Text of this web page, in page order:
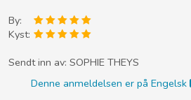
By:
Kyst:
Sendt inn av: SOPHIE THEYS
Denne anmeldelsen er på Engelsk